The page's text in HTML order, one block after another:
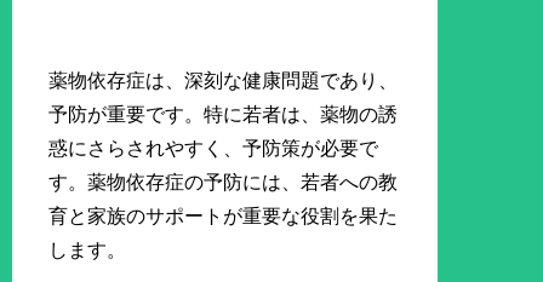
薬物依存症は、深刻な健康問題であり、
予防が重要です。特に若者は、薬物の誘
惑にさらされやすく、予防策が必要で
す。薬物依存症の予防には、若者への教
育と家族のサポートが重要な役割を果た
します。